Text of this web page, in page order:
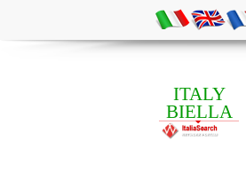
ITALY
BIELLA